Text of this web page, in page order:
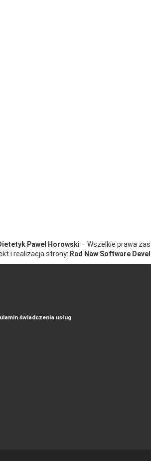
Paweł Horowski – Wszelkie prawa
i realizacja strony: Rad Naw Software
świadczenia usług